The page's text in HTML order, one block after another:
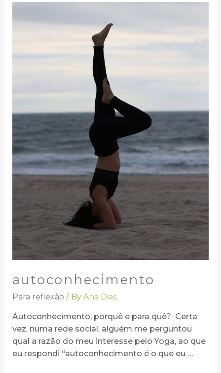
autoconhecimento
Para reflexão / By Ana Dias
Autoconhecimento, porquê e para quê? Certa
vez, numa rede social, alguém me perguntou
qual a razão do meu interesse pelo Yoga, ao que
eu respondi “autoconhecimento é o que eu …